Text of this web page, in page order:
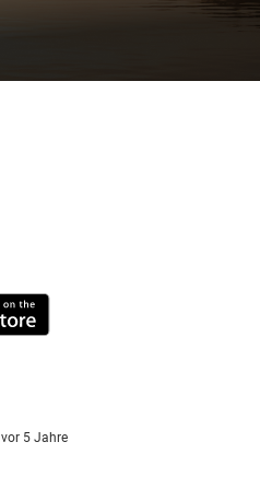
vor 5 Jahre